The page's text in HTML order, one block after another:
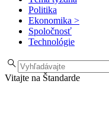
Politika
Ekonomika >
Spoločnosť
Technológie
Vitajte na Štandarde